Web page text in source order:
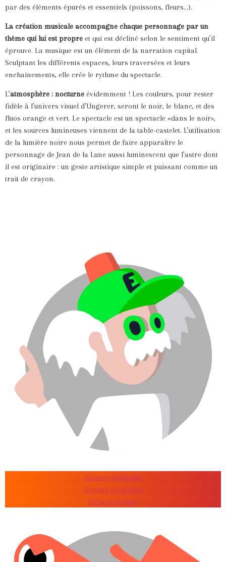
par des éléments épurés et essentiels (poissons, fleurs…).
La création musicale accompagne chaque personnage par un
thème qui lui est propre et qui est décliné selon le sentiment qu’il
éprouve. La musique est un élément de la narration capital.
Sculptant les différents espaces, leurs traversées et leurs
enchainements, elle crée le rythme du spectacle.
L’atmosphère : nocturne évidemment ! Les couleurs, pour rester
fidèle à l’univers visuel d’Ungerer, seront le noir, le blanc, et des
fluos orange et vert. Le spectacle est un spectacle «dans le noir»,
et les sources lumineuses viennent de la table-castelet. L’utilisation
de la lumière noire nous permet de faire apparaître le
personnage de Jean de la Lune aussi luminescent que l’astre dont
il est originaire : un geste artistique simple et puissant comme un
trait de crayon.
Dossier artistique
Dossier de presse
Fiche technique